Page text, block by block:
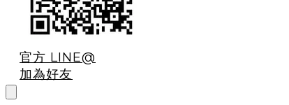
官方 LINE@
加為好友